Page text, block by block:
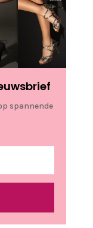
spannende